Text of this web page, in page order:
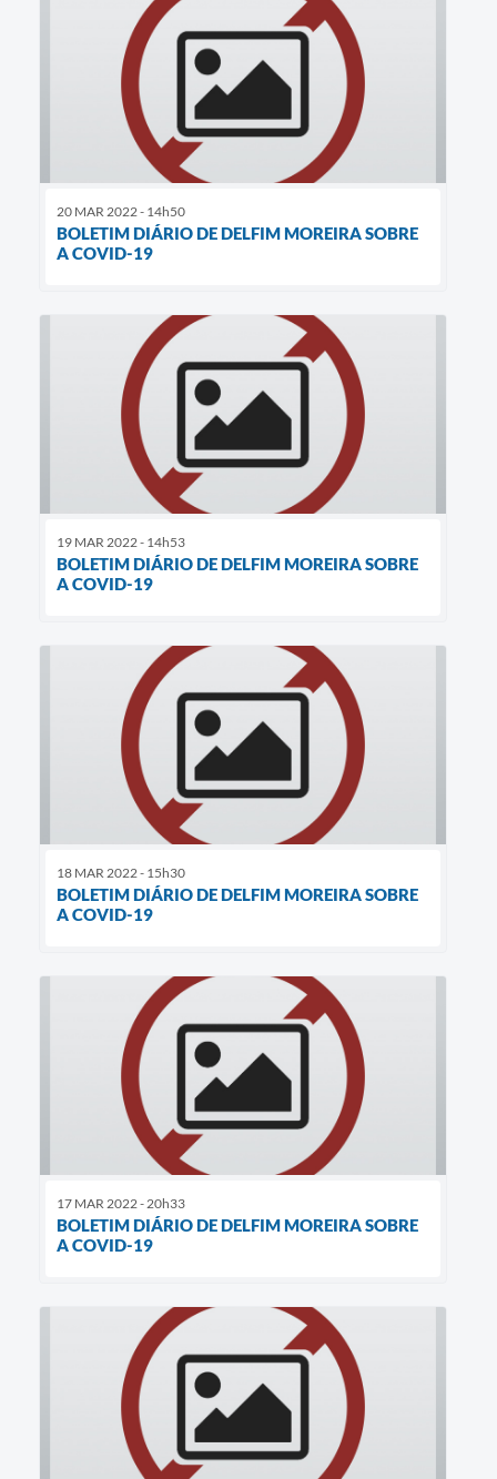
20 MAR 2022 - 14h50
BOLETIM DIÁRIO DE DELFIM MOREIRA SOBRE
A COVID-19
19 MAR 2022 - 14h53
BOLETIM DIÁRIO DE DELFIM MOREIRA SOBRE
A COVID-19
18 MAR 2022 - 15h30
BOLETIM DIÁRIO DE DELFIM MOREIRA SOBRE
A COVID-19
17 MAR 2022 - 20h33
BOLETIM DIÁRIO DE DELFIM MOREIRA SOBRE
A COVID-19